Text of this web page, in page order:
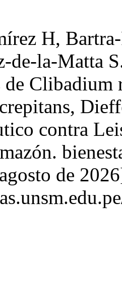
H,
de-la-Matta
Clibadium
contra
de